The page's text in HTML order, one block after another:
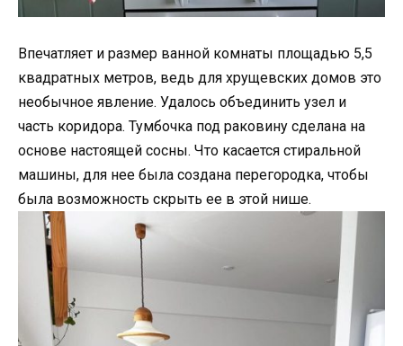
Впечатляет и размер ванной комнаты площадью 5,5
квадратных метров, ведь для хрущевских домов это
необычное явление. Удалось объединить узел и
часть коридора. Тумбочка под раковину сделана на
основе настоящей сосны. Что касается стиральной
машины, для нее была создана перегородка, чтобы
была возможность скрыть ее в этой нише.